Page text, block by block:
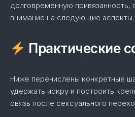
долговременную привязанность,
внимание на следующие аспекты.
Практические
Ниже перечислены конкретные
удержать искру и построить
связь после сексуального